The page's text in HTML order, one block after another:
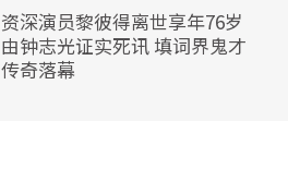
资深演员黎彼得离世享年76岁
由钟志光证实死讯 填词界鬼才
传奇落幕